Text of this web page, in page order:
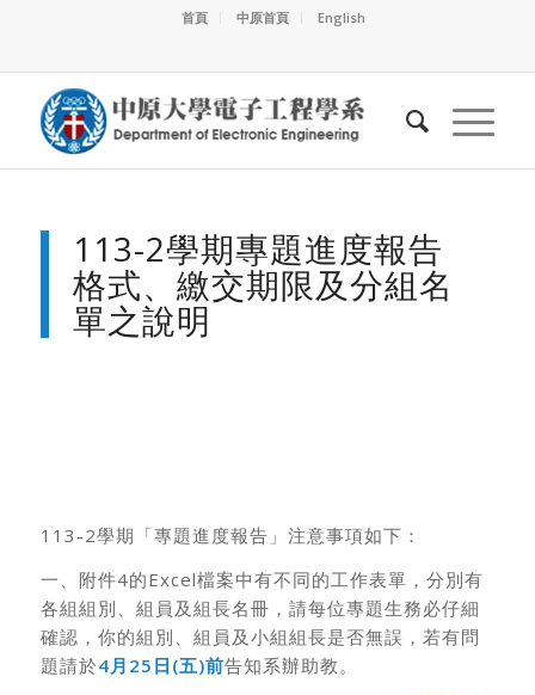
首頁 中原首頁 English
113-2學期專題進度報告
格式、繳交期限及分組名
單之說明
113-2學期「專題進度報告」注意事項如下：
一、附件4的Excel檔案中有不同的工作表單，分別有
各組組別、組員及組長名冊，請每位專題生務必仔細
確認，你的組別、組員及小組組長是否無誤，若有問
題請於4月25 日(五)前告知系辦助教。